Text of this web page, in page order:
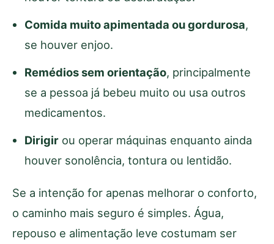
Comida muito apimentada ou gordurosa,
se houver enjoo.
Remédios sem orientação, principalmente
se a pessoa já bebeu muito ou usa outros
medicamentos.
Dirigir ou operar máquinas enquanto ainda
houver sonolência, tontura ou lentidão.
Se a intenção for apenas melhorar o conforto,
o caminho mais seguro é simples. Água,
repouso e alimentação leve costumam ser